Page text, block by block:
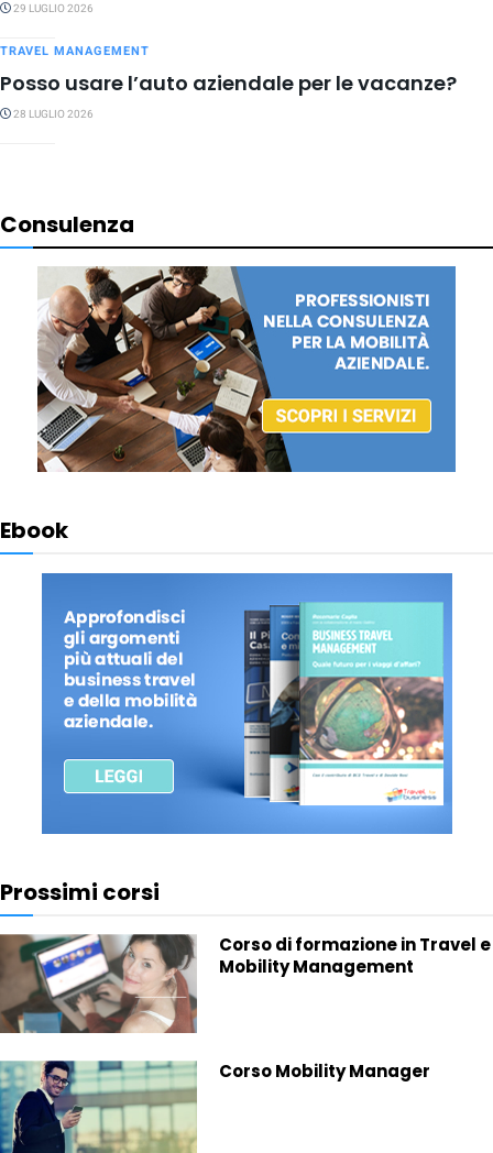
29 LUGLIO 2026
TRAVEL MANAGEMENT
Posso usare l’auto aziendale per le vacanze?
28 LUGLIO 2026
Consulenza
Ebook
Prossimi corsi
Corso di formazione in Travel e
Mobility Management
Corso Mobility Manager